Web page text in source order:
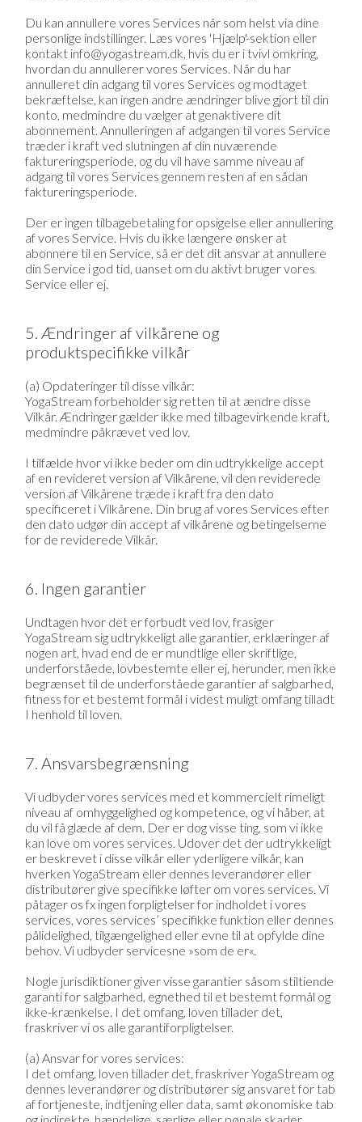
Du kan annullere vores Services når som helst via dine
personlige indstillinger. Læs vores 'Hjælp'-sektion eller
kontakt info@yogastream.dk, hvis du er i tvivl omkring,
hvordan du annullerer vores Services. Når du har
annulleret din adgang til vores Services og modtaget
bekræftelse, kan ingen andre ændringer blive gjort til din
konto, medmindre du vælger at genaktivere dit
abonnement. Annulleringen af adgangen til vores Service
træder i kraft ved slutningen af din nuværende
faktureringsperiode, og du vil have samme niveau af
adgang til vores Services gennem resten af en sådan
faktureringsperiode.
Der er ingen tilbagebetaling for opsigelse eller annullering
af vores Service. Hvis du ikke længere ønsker at
abonnere til en Service, så er det dit ansvar at annullere
din Service i god tid, uanset om du aktivt bruger vores
Service eller ej.
5. Ændringer af vilkårene og
produktspecifikke vilkår
(a) Opdateringer til disse vilkår:
YogaStream forbeholder sig retten til at ændre disse
Vilkår. Ændringer gælder ikke med tilbagevirkende kraft,
medmindre påkrævet ved lov.
I tilfælde hvor vi ikke beder om din udtrykkelige accept
af en revideret version af Vilkårene, vil den reviderede
version af Vilkårene træde i kraft fra den dato
specificeret i Vilkårene. Din brug af vores Services efter
den dato udgør din accept af vilkårene og betingelserne
for de reviderede Vilkår.
6. Ingen garantier
Undtagen hvor det er forbudt ved lov, frasiger
YogaStream sig udtrykkeligt alle garantier, erklæringer af
nogen art, hvad end de er mundtlige eller skriftlige,
underforståede, lovbestemte eller ej, herunder, men ikke
begrænset til de underforståede garantier af salgbarhed,
fitness for et bestemt formål i videst muligt omfang tilladt
I henhold til loven.
7. Ansvarsbegrænsning
Vi udbyder vores services med et kommercielt rimeligt
niveau af omhyggelighed og kompetence, og vi håber, at
du vil få glæde af dem. Der er dog visse ting, som vi ikke
kan love om vores services. Udover det der udtrykkeligt
er beskrevet i disse vilkår eller yderligere vilkår, kan
hverken YogaStream eller dennes leverandører eller
distributører give specifikke løfter om vores services. Vi
påtager os fx ingen forpligtelser for indholdet i vores
services, vores services’ specifikke funktion eller dennes
pålidelighed, tilgængelighed eller evne til at opfylde dine
behov. Vi udbyder servicesne »som de er«.
Nogle jurisdiktioner giver visse garantier såsom stiltiende
garanti for salgbarhed, egnethed til et bestemt formål og
ikke-krænkelse. I det omfang, loven tillader det,
fraskriver vi os alle garantiforpligtelser.
(a) Ansvar for vores services:
I det omfang, loven tillader det, fraskriver YogaStream og
dennes leverandører og distributører sig ansvaret for tab
af fortjeneste, indtjening eller data, samt økonomiske tab
og indirekte, hændelige, særlige eller pønale skader.